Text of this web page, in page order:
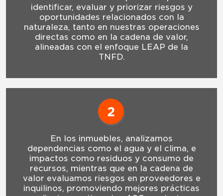
identificar, evaluar y priorizar riesgos y
oportunidades relacionados con la
naturaleza, tanto en nuestras operaciones
directas como en la cadena de valor,
alineadas con el enfoque LEAP de la
TNFD.
En los inmuebles, analizamos
dependencias como el agua y el clima, e
impactos como residuos y consumo de
recursos, mientras que en la cadena de
valor evaluamos riesgos en proveedores e
inquilinos, promoviendo mejores prácticas